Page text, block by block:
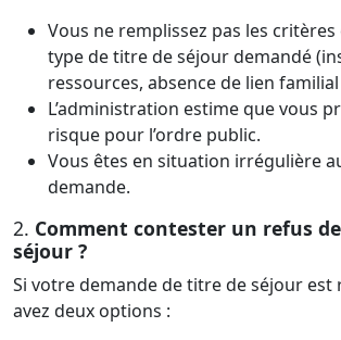
Vous ne remplissez pas les
type de titre de séjour demandé
ressources, absence de lien
L’administration estime que vous
risque pour l’ordre public.
Vous êtes en situation irrégulière
demande.
2. Comment contester un refus
séjour ?
Si votre demande de titre de séjour est
avez deux options :